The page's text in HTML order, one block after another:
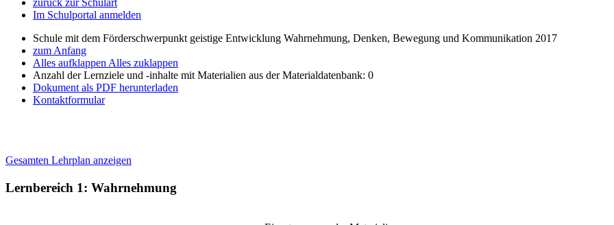
zurück zur Schulart
Im Schulportal anmelden
Schule mit dem Förderschwerpunkt geistige Entwicklung Wahrnehmung, Denken, Bewegung und Kommunikation 2017
zum Anfang
Alles aufklappen Alles zuklappen
Anzahl der Lernziele und -inhalte mit Materialien aus der Materialdatenbank: 0
Dokument als PDF herunterladen
Kontaktformular
Gesamten Lehrplan anzeigen
Lernbereich 1: Wahrnehmung